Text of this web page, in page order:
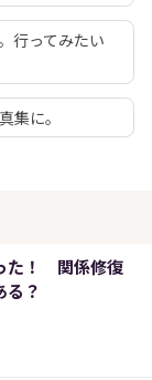
行ってみたい
集に。
た！ 関係修復
る？